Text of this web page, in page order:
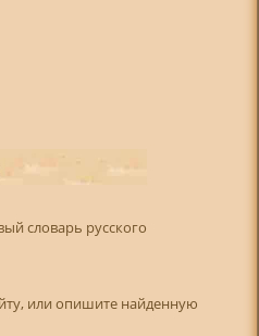
словарь русского
или опишите найденную